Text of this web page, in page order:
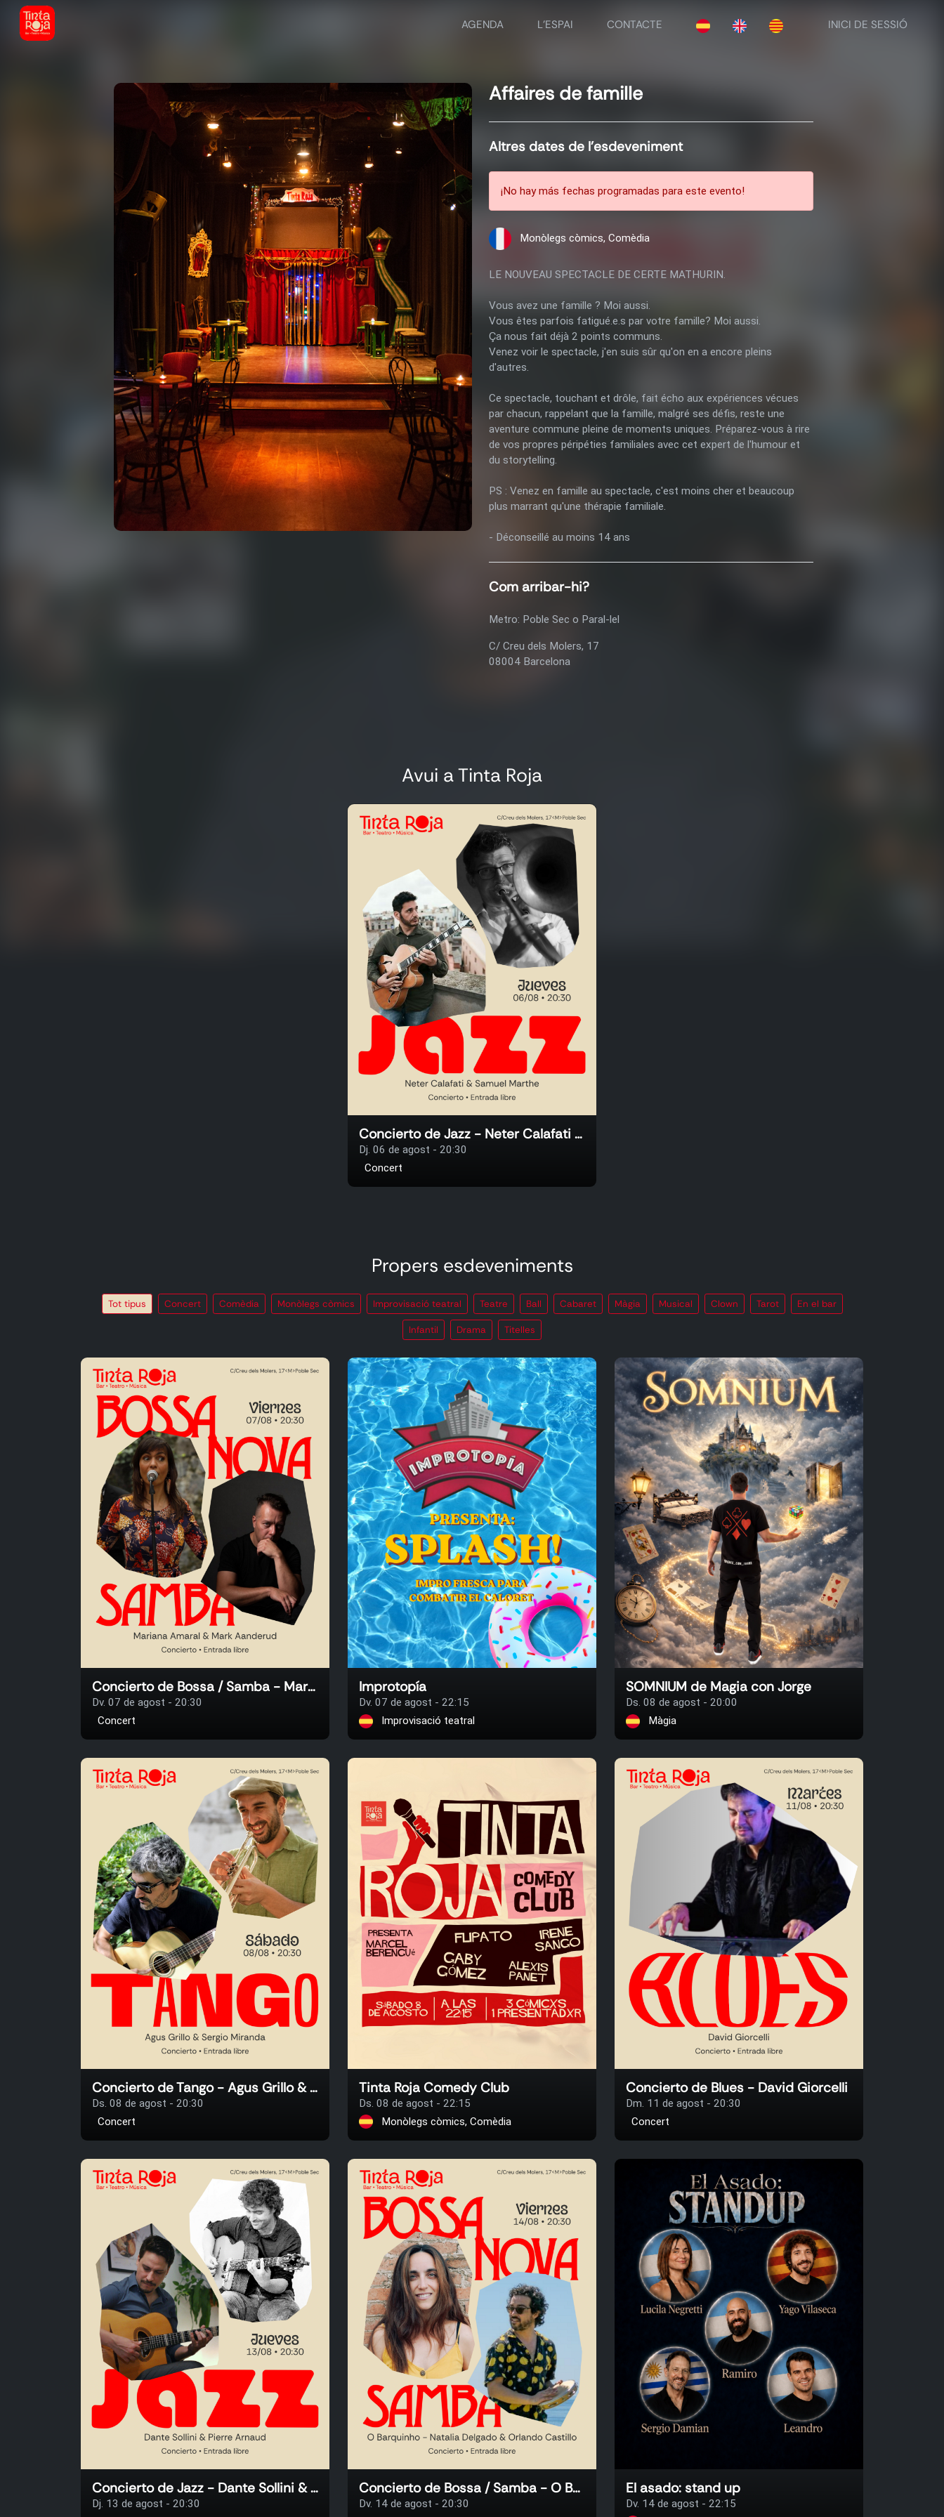
AGENDA L'ESPAI CONTACTE INICI DE SESSIÓ
Affaires de famille
Altres dates de l'esdeveniment
¡No hay más fechas programadas para este evento!
Monòlegs còmics, Comèdia
LE NOUVEAU SPECTACLE DE CERTE MATHURIN.
Vous avez une famille ? Moi aussi.
Vous êtes parfois fatigué.e.s par votre famille? Moi aussi.
Ça nous fait déjà 2 points communs.
Venez voir le spectacle, j'en suis sûr qu'on en a encore pleins
d'autres.
Ce spectacle, touchant et drôle, fait écho aux expériences vécues
par chacun, rappelant que la famille, malgré ses défis, reste une
aventure commune pleine de moments uniques. Préparez-vous à rire
de vos propres péripéties familiales avec cet expert de l'humour et
du storytelling.
PS : Venez en famille au spectacle, c'est moins cher et beaucoup
plus marrant qu'une thérapie familiale.
- Déconseillé au moins 14 ans
Com arribar-hi?
Metro: Poble Sec o Paral-lel
C/ Creu dels Molers, 17
08004 Barcelona
Avui a Tinta Roja
Concierto de Jazz - Neter Calafati & Samuel Marthe
Dj. 06 de agost - 20:30
Concert
Propers esdeveniments
Tot tipus Concert Comèdia Monòlegs còmics Improvisació teatral Teatre Ball Cabaret Màgia Musical Clown Tarot En el bar
Infantil Drama Titelles
Concierto de Bossa / Samba - Mariana Amaral & Mark Aanderud
Dv. 07 de agost - 20:30
Concert
Improtopía
Dv. 07 de agost - 22:15
Improvisació teatral
SOMNIUM de Magia con Jorge
Ds. 08 de agost - 20:00
Màgia
Concierto de Tango - Agus Grillo & Sergio Miranda
Ds. 08 de agost - 20:30
Concert
Tinta Roja Comedy Club
Ds. 08 de agost - 22:15
Monòlegs còmics, Comèdia
Concierto de Blues - David Giorcelli
Dm. 11 de agost - 20:30
Concert
Concierto de Jazz - Dante Sollini & Pierre Arnaud
Dj. 13 de agost - 20:30
Concierto de Bossa / Samba - O Barquinho
Dv. 14 de agost - 20:30
El asado: stand up
Dv. 14 de agost - 22:15